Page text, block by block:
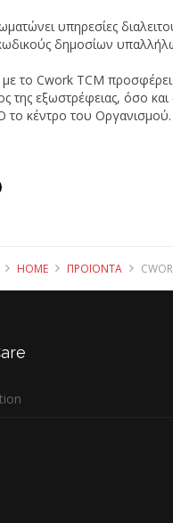
υπηρεσίες
δημοσίων
το Cwork TCM προσφέρει
της εξωστρέφειας, όσο
το κέντρο του Οργανισμού.
HOME ΠΡΟΪΌΝΤΑ